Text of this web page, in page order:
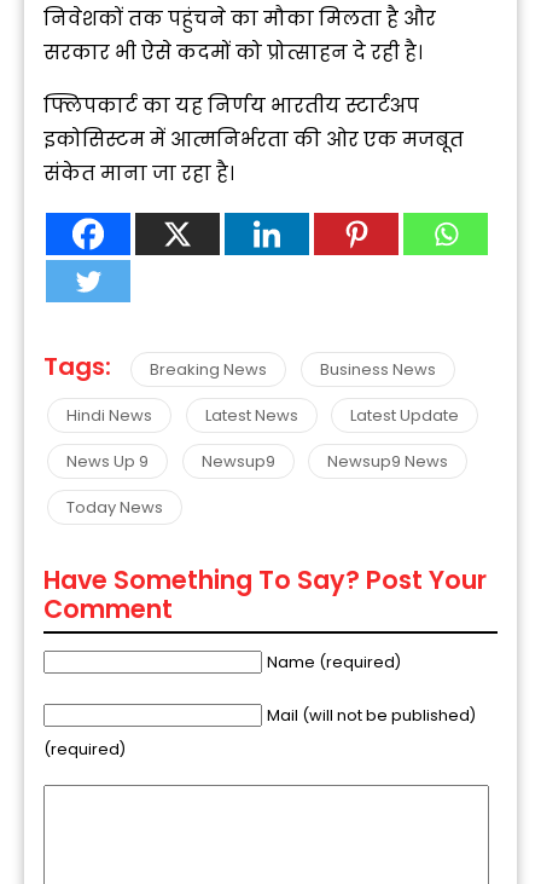
निवेशकों तक पहुंचने का मौका मिलता है और
सरकार भी ऐसे कदमों को प्रोत्साहन दे रही है।
फ्लिपकार्ट का यह निर्णय भारतीय स्टार्टअप
इकोसिस्टम में आत्मनिर्भरता की ओर एक मजबूत
संकेत माना जा रहा है।
Tags: Breaking News
Business News
Hindi News
Latest News
Latest Update
News Up 9
Newsup9
Newsup9 News
Today News
Have Something To Say? Post Your
Comment
Name (required)
Mail (will not be published)
(required)